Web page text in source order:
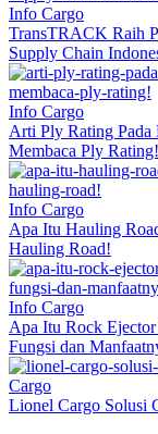
Info Cargo
TransTRACK Raih
Supply Chain
Info Cargo
Arti Ply Rating Pada
Membaca Ply Rating!
Info Cargo
Apa Itu Hauling
Hauling Road!
Info Cargo
Apa Itu Rock
Fungsi dan
Cargo
Lionel Cargo Solusi